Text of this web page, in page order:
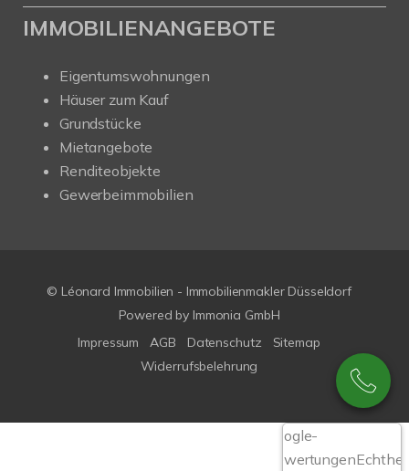
IMMOBILIENANGEBOTE
Eigentumswohnungen
Häuser zum Kauf
Grundstücke
Mietangebote
Renditeobjekte
Gewerbeimmobilien
© Léonard Immobilien - Immobilienmakler Düsseldorf
Powered by Immonia GmbH
Impressum
AGB Datenschutz
Sitemap
Widerrufsbelehrung
Google-
Bewertungen